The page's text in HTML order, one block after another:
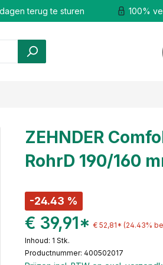
terug te sturen 100%
ZEHNDER
RohrD 190/160
-24.43 %
€ 39,91* € 52,81* (24.43%
Inhoud: 1 Stk.
Productnummer: 400502017